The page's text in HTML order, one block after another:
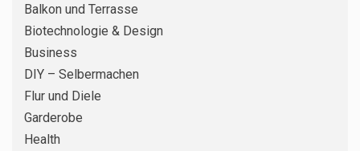
Balkon und Terrasse
Biotechnologie & Design
Business
DIY – Selbermachen
Flur und Diele
Garderobe
Health